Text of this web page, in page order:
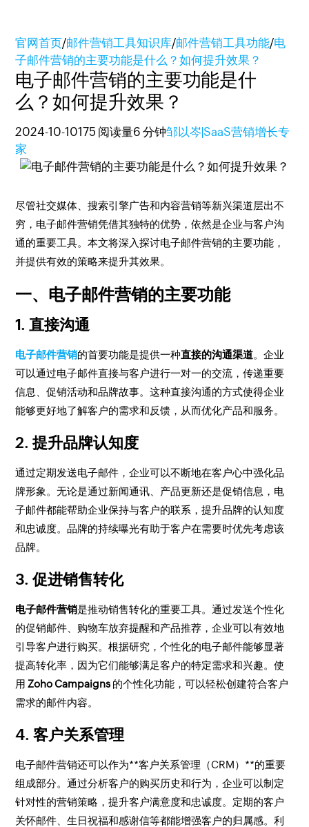
官网首页/邮件营销工具知识库/邮件营销工具功能/电
子邮件营销的主要功能是什么？如何提升效果？
电子邮件营销的主要功能是什
么？如何提升效果？
2024-10-10175 阅读量6 分钟邹以岑|SaaS营销增长专
家
尽管社交媒体、搜索引擎广告和内容营销等新兴渠道层出不
穷，电子邮件营销凭借其独特的优势，依然是企业与客户沟
通的重要工具。本文将深入探讨电子邮件营销的主要功能，
并提供有效的策略来提升其效果。
一、电子邮件营销的主要功能
1. 直接沟通
电子邮件营销的首要功能是提供一种直接的沟通渠道。企业
可以通过电子邮件直接与客户进行一对一的交流，传递重要
信息、促销活动和品牌故事。这种直接沟通的方式使得企业
能够更好地了解客户的需求和反馈，从而优化产品和服务。
2. 提升品牌认知度
通过定期发送电子邮件，企业可以不断地在客户心中强化品
牌形象。无论是通过新闻通讯、产品更新还是促销信息，电
子邮件都能帮助企业保持与客户的联系，提升品牌的认知度
和忠诚度。品牌的持续曝光有助于客户在需要时优先考虑该
品牌。
3. 促进销售转化
电子邮件营销是推动销售转化的重要工具。通过发送个性化
的促销邮件、购物车放弃提醒和产品推荐，企业可以有效地
引导客户进行购买。根据研究，个性化的电子邮件能够显著
提高转化率，因为它们能够满足客户的特定需求和兴趣。使
用Zoho Campaigns 的个性化功能，可以轻松创建符合客户
需求的邮件内容。
4. 客户关系管理
电子邮件营销还可以作为**客户关系管理（CRM）**的重要
组成部分。通过分析客户的购买历史和行为，企业可以制定
针对性的营销策略，提升客户满意度和忠诚度。定期的客户
关怀邮件、生日祝福和感谢信等都能增强客户的归属感。利